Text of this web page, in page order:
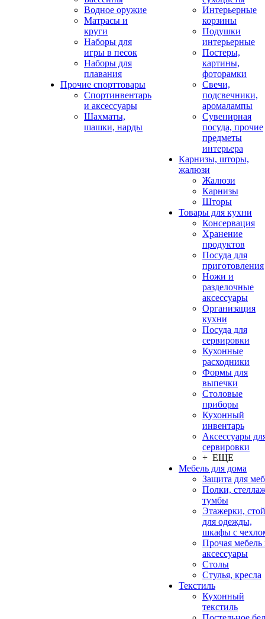
Водное оружие
Матрасы и
круги
Наборы для
игры в песок
Наборы для
плавания
Прочие спорттовары
Спортинвентарь
и аксессуары
Шахматы,
шашки, нарды
Интерьерные
корзины
Подушки
интерьерные
Постеры,
картины,
фоторамки
Свечи,
подсвечники,
аромалампы
Сувенирная
посуда, прочие
предметы
интерьера
Карнизы, шторы,
жалюзи
Жалюзи
Карнизы
Шторы
Товары для кухни
Консервация
Хранение
продуктов
Посуда для
приготовления
Ножи и
разделочные
аксессуары
Организация
кухни
Посуда для
сервировки
Кухонные
расходники
Формы для
выпечки
Столовые
приборы
Кухонный
инвентарь
Аксессуары
сервировки
+ ЕЩЕ
Мебель для дома
Защита для
Полки,
тумбы
Этажерки,
для одежды,
шкафы с
Прочая мебель
аксессуары
Столы
Стулья, кресла
Текстиль
Кухонный
текстиль